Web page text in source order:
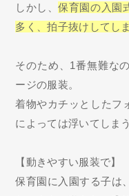
しかし、保育園の入園
多く、拍子抜けしてし
そのため、1番無難な
ージの服装。
着物やカチッとしたフ
によっては浮いてしま
【動きやすい服装で】
保育園に入園する子は